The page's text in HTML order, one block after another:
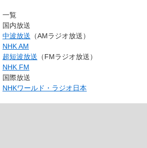
一覧
国内放送
中波放送 （AMラジオ放送）
NHK AM
超短波放送 （FMラジオ放送）
NHK FM
国際放送
NHKワールド・ラジオ日本